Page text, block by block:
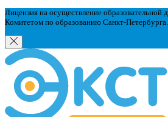
Лицензия на осуществление образовательной
Комитетом по образованию Санкт-Петербурга.